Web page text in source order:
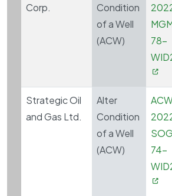
Corp.
Condition
of a Well
(ACW)
78-
Strategic Oil
and Gas Ltd.
Alter
Condition
of a Well
(ACW)
74-